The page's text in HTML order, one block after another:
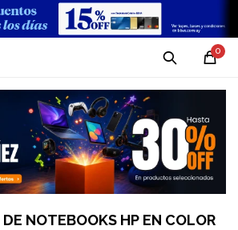
0
DE NOTEBOOKS HP EN COLOR